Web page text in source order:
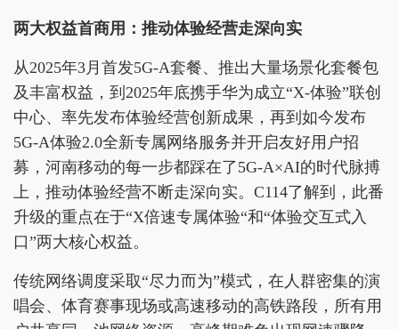
两大权益首商用：推动体验经营走深向实
从2025年3月首发5G-A套餐、推出大量场景化套餐包
及丰富权益，到2025年底携手华为成立“X-体验”联创
中心、率先发布体验经营创新成果，再到如今发布
5G-A体验2.0全新专属网络服务并开启友好用户招
募，河南移动的每一步都踩在了5G-A×AI的时代脉搏
上，推动体验经营不断走深向实。C114了解到，此番
升级的重点在于“X倍速专属体验“和“体验交互式入
口”两大核心权益。
传统网络调度采取“尽力而为”模式，在人群密集的演
唱会、体育赛事现场或高速移动的高铁路段，所有用